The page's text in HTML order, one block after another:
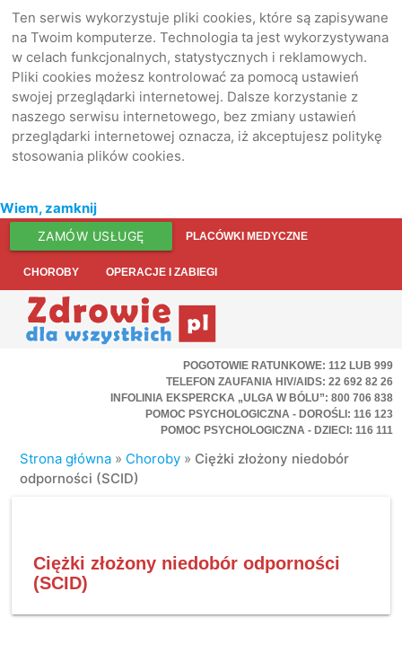
Ten serwis wykorzystuje pliki cookies, które są zapisywane
na Twoim komputerze. Technologia ta jest wykorzystywana
w celach funkcjonalnych, statystycznych i reklamowych.
Pliki cookies możesz kontrolować za pomocą ustawień
swojej przeglądarki internetowej. Dalsze korzystanie z
naszego serwisu internetowego, bez zmiany ustawień
przeglądarki internetowej oznacza, iż akceptujesz politykę
stosowania plików cookies.
Wiem, zamknij
ZAMÓW USŁUGĘ PLACÓWKI MEDYCZNE
CHOROBY OPERACJE I ZABIEGI
POGOTOWIE RATUNKOWE: 112 LUB 999
TELEFON ZAUFANIA HIV/AIDS: 22 692 82 26
INFOLINIA EKSPERCKA „ULGA W BÓLU”: 800 706 838
POMOC PSYCHOLOGICZNA - DOROŚLI: 116 123
POMOC PSYCHOLOGICZNA - DZIECI: 116 111
Strona główna » Choroby » Ciężki złożony niedobór
odporności (SCID)
Ciężki złożony niedobór odporności
(SCID)